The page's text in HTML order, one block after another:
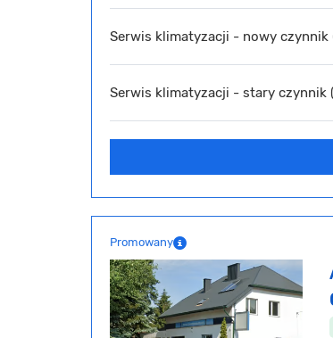
Serwis klimatyzacji - nowy czynnik
Serwis klimatyzacji - stary czynnik
Promowany